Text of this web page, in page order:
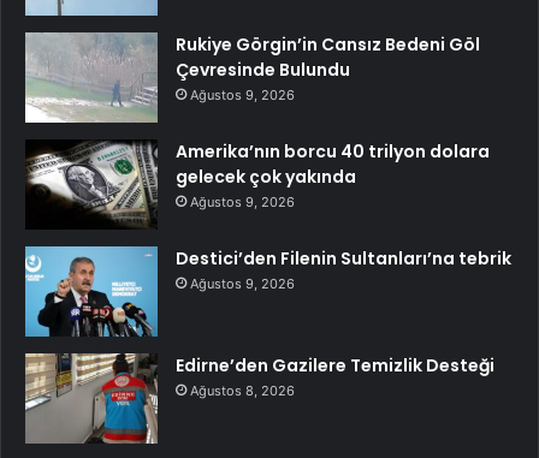
Rukiye Görgin’in Cansız Bedeni Göl
Çevresinde Bulundu
Ağustos 9, 2026
Amerika’nın borcu 40 trilyon dolara
gelecek çok yakında
Ağustos 9, 2026
Destici’den Filenin Sultanları’na tebrik
Ağustos 9, 2026
Edirne’den Gazilere Temizlik Desteği
Ağustos 8, 2026